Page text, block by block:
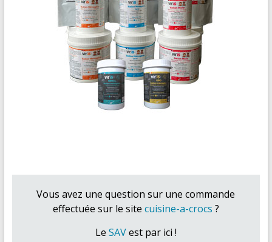
Vous avez une question sur une commande
effectuée sur le site cuisine-a-crocs ?
Le SAVest par ici !